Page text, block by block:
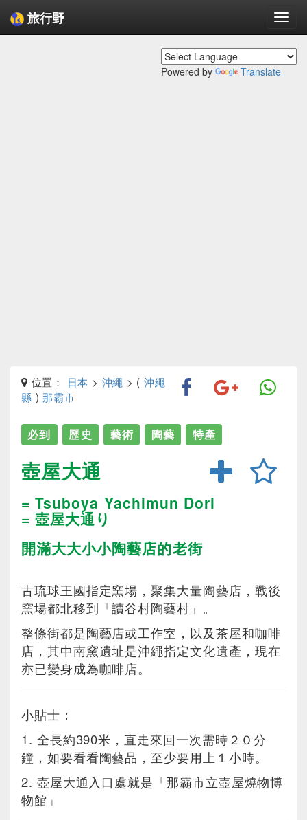
旅行野
Powered by Translate
位置： 日本 > 沖繩 > ( 沖繩
縣 )那霸市
必到 歷史 藝術 陶藝 特產
壺屋大通
= Tsuboya Yachimun Dori
= 壺屋大通り
開滿大大小小陶藝店的老街
古琉球王國指定窯場，聚集大量陶藝店，戰後
窯場都北移到「讀谷村陶藝村」。
整條街都是陶藝店或工作室，以及茶屋和咖啡
店，其中南窯遺址是沖繩指定文化遺產，現在
亦已變身成為咖啡店。
小貼士：
1. 全長約390米，直走來回一次需時２０分
鐘，如要看看陶藝品，至少要用上１小時。
2. 壺屋大通入口處就是「那霸市立壺屋燒物博
物館」